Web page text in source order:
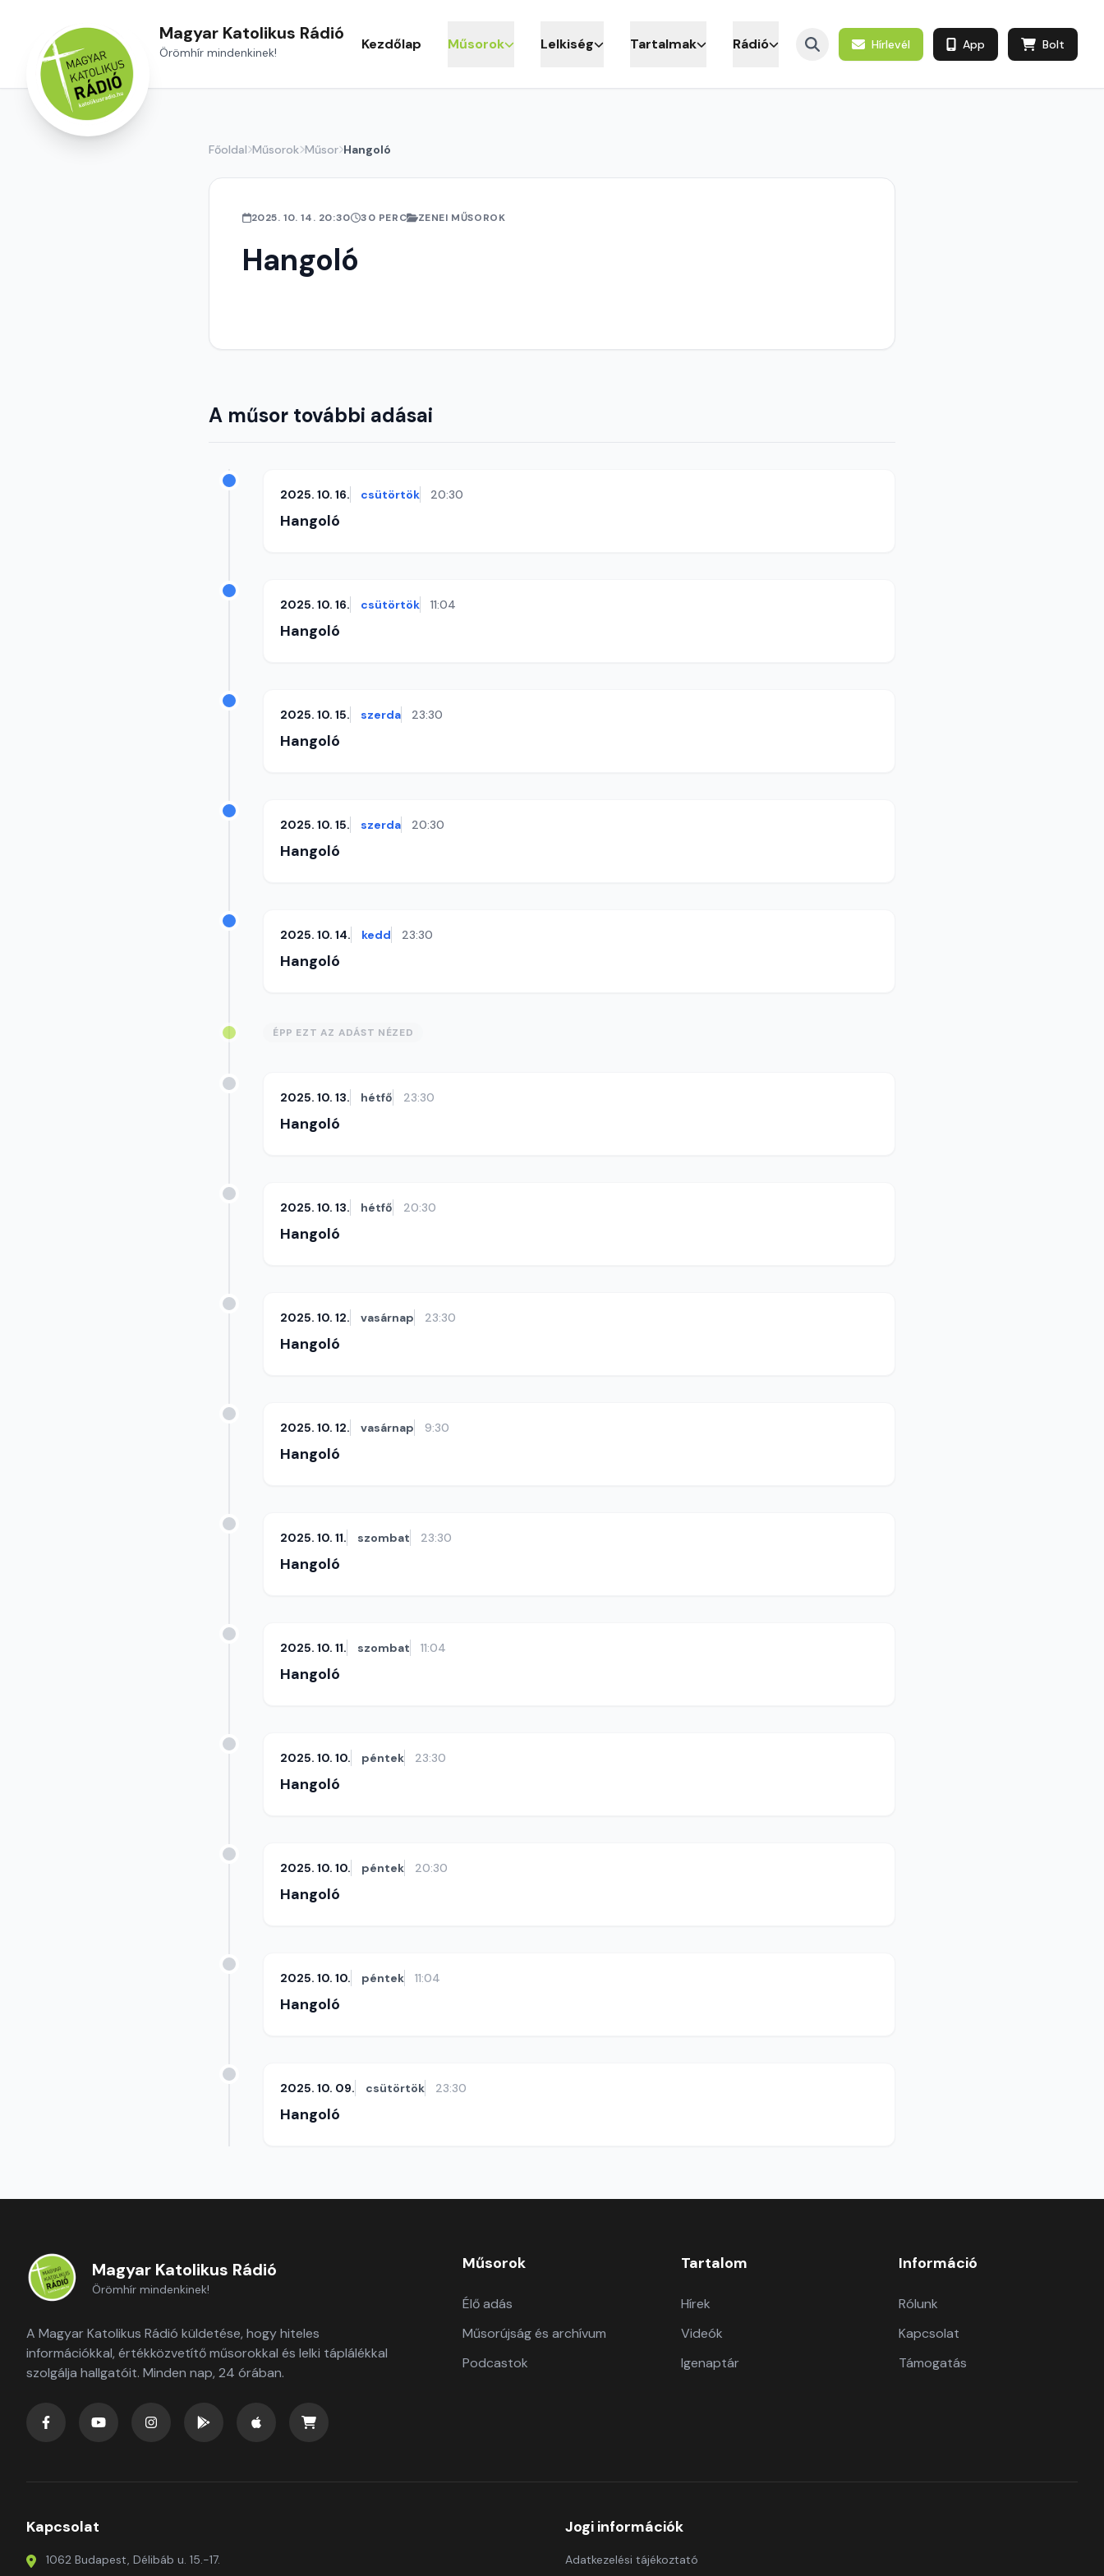
Magyar Katolikus Rádió
Örömhír mindenkinek! Kezdőlap Műsorok Lelkiség Tartalmak Rádió Hírlevél App Bolt
Főoldal Műsorok Műsor Hangoló
2025. 10. 14. 20:30 30 PERC ZENEI MŰSOROK
Hangoló
A műsor további adásai
2025. 10. 16. csütörtök 20:30
Hangoló
2025. 10. 16. csütörtök 11:04
Hangoló
2025. 10. 15. szerda 23:30
Hangoló
2025. 10. 15. szerda 20:30
Hangoló
2025. 10. 14. kedd 23:30
Hangoló
ÉPP EZT AZ ADÁST NÉZED
2025. 10. 13. hétfő 23:30
Hangoló
2025. 10. 13. hétfő 20:30
Hangoló
2025. 10. 12. vasárnap 23:30
Hangoló
2025. 10. 12. vasárnap 9:30
Hangoló
2025. 10. 11. szombat 23:30
Hangoló
2025. 10. 11. szombat 11:04
Hangoló
2025. 10. 10. péntek 23:30
Hangoló
2025. 10. 10. péntek 20:30
Hangoló
2025. 10. 10. péntek 11:04
Hangoló
2025. 10. 09. csütörtök 23:30
Hangoló
Magyar Katolikus Rádió
Örömhír mindenkinek!
A Magyar Katolikus Rádió küldetése, hogy hiteles
információkkal, értékközvetítő műsorokkal és lelki táplálékkal
szolgálja hallgatóit. Minden nap, 24 órában.
Műsorok
Élő adás
Műsorújság és archívum
Podcastok
Tartalom
Hírek
Videók
Igenaptár
Információ
Rólunk
Kapcsolat
Támogatás
Kapcsolat
1062 Budapest, Délibáb u. 15.-17.
Jogi információk
Adatkezelési tájékoztató